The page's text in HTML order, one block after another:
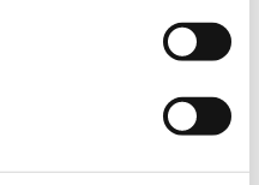
a realização de um
dos produtos finais,
em formato de portas